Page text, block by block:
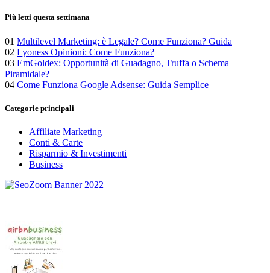
Più letti questa settimana
01 Multilevel Marketing: è Legale? Come Funziona? Guida
02 Lyoness Opinioni: Come Funziona?
03 EmGoldex: Opportunità di Guadagno, Truffa o Schema
Piramidale?
04 Come Funziona Google Adsense: Guida Semplice
Categorie principali
Affiliate Marketing
Conti & Carte
Risparmio & Investimenti
Business